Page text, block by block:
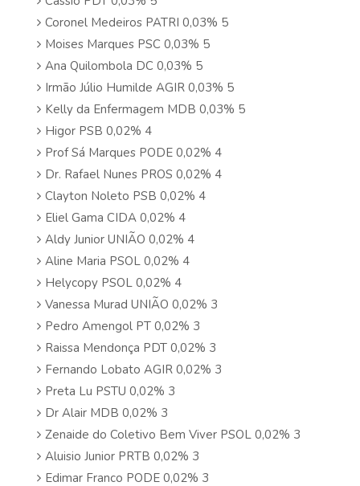
Coronel Medeiros PATRI 0,03% 5
Moises Marques PSC 0,03% 5
Ana Quilombola DC 0,03% 5
Irmão Júlio Humilde AGIR 0,03% 5
Kelly da Enfermagem MDB 0,03% 5
Higor PSB 0,02% 4
Prof Sá Marques PODE 0,02% 4
Dr. Rafael Nunes PROS 0,02% 4
Clayton Noleto PSB 0,02% 4
Eliel Gama CIDA 0,02% 4
Aldy Junior UNIÃO 0,02% 4
Aline Maria PSOL 0,02% 4
Helycopy PSOL 0,02% 4
Vanessa Murad UNIÃO 0,02% 3
Pedro Amengol PT 0,02% 3
Raissa Mendonça PDT 0,02% 3
Fernando Lobato AGIR 0,02% 3
Preta Lu PSTU 0,02% 3
Dr Alair MDB 0,02% 3
Zenaide do Coletivo Bem Viver PSOL 0,02% 3
Aluisio Junior PRTB 0,02% 3
Edimar Franco PODE 0,02% 3